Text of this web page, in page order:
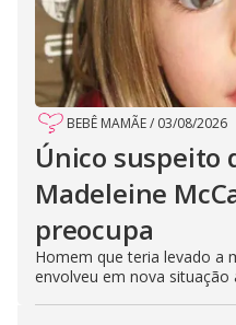
BEBÊ MAMÃE/ 03/08/2026
Único suspeito
Madeleine
preocupa
Homem que teria levado a
envolveu em nova situação